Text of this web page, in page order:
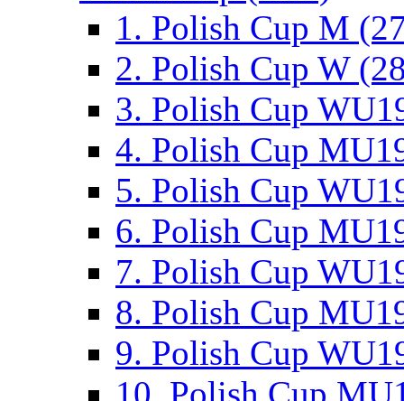
1. Polish Cup M
2. Polish Cup W
3. Polish Cup
4. Polish Cup
5. Polish Cup
6. Polish Cup
7. Polish Cup
8. Polish Cup
9. Polish Cup
10. Polish Cup